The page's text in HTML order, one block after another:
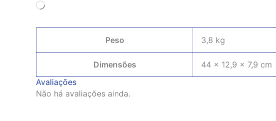
Carregando...
Peso 3,8 kg
Dimensões
44 × 12,9 × 7,9 cm
Avaliações
Não há avaliações ainda.